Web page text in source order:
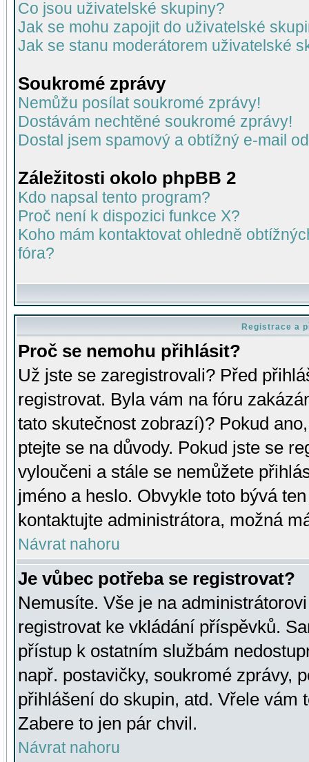
Co jsou uživatelské skupiny?
Jak se mohu zapojit do uživatelské
Jak se stanu moderátorem uživatelské
Soukromé zprávy
Nemůžu posílat soukromé zprávy!
Dostávám nechtěné soukromé zprávy!
Dostal jsem spamový a obtížný e-mail
Záležitosti okolo phpBB 2
Kdo napsal tento program?
Proč není k dispozici funkce X?
Koho mám kontaktovat ohledně
fóra?
Registrace a
Proč se nemohu přihlásit?
Už jste se zaregistrovali? Před
registrovat. Byla vám na fóru
tato skutečnost zobrazí)? Pokud
ptejte se na důvody. Pokud jste se
vyloučeni a stále se nemůžete
jméno a heslo. Obvykle toto bývá
kontaktujte administrátora, možná
Návrat nahoru
Je vůbec potřeba se registrovat?
Nemusíte. Vše je na
registrovat ke vkládání příspěvků.
přístup k ostatním službám
např. postavičky, soukromé zprávy,
přihlášení do skupin, atd. Vřele vám
Zabere to jen pár chvil.
Návrat nahoru